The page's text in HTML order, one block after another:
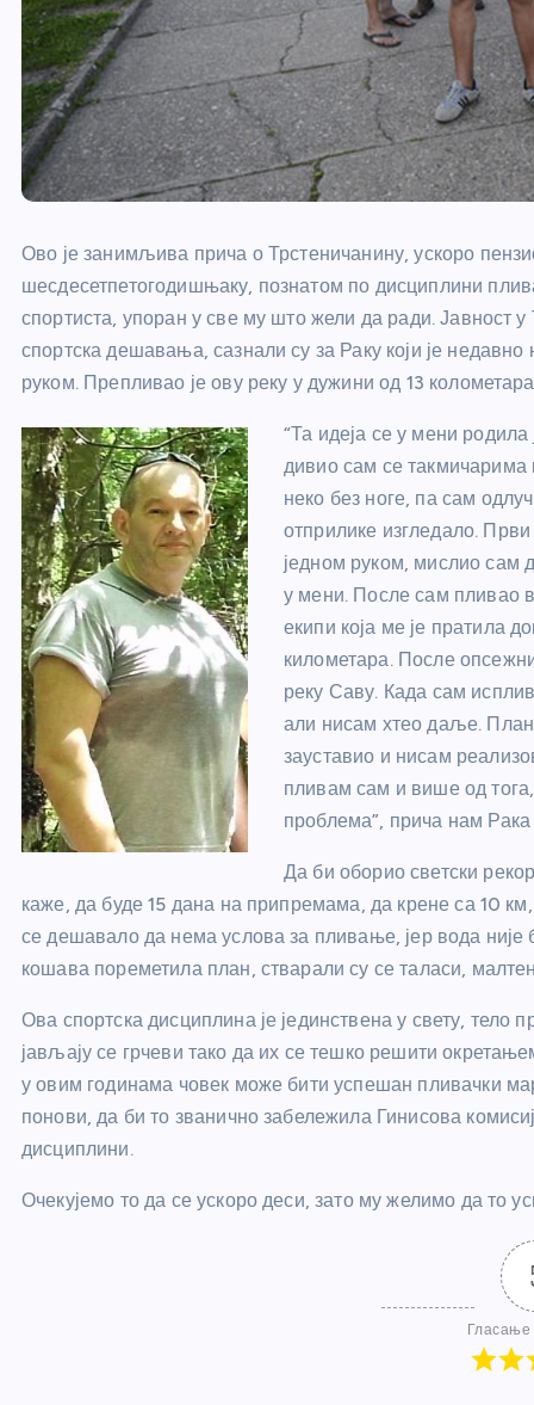
Ово је занимљива прича о Трстеничанину, ускоро
шесдесетпетогодишњаку, познатом по дисциплини
спортиста, упоран у све му што жели да ради. Јавност
спортска дешавања, сазнали су за Раку који је
руком. Препливао је ову реку у дужини од 13
“Та идеја се у мени родила
дивио сам се такмичарима
неко без ноге, па сам
отприлике изгледало.
једном руком, мислио сам
у мени. После сам пливао
екипи која ме је пратила
километара. После
реку Саву. Када сам
али нисам хтео даље.
зауставио и нисам
пливам сам и више од
проблема”, прича нам
Да би оборио светски
каже, да буде 15 дана на припремама, да крене са 10
се дешавало да нема услова за пливање, јер вода није
кошава пореметила план, стварали су се таласи,
Ова спортска дисциплина је јединствена у свету,
јављају се грчеви тако да их се тешко решити
у овим годинама човек може бити успешан пливачки
понови, да би то званично забележила Гинисова
дисциплини.
Очекујемо то да се ускоро деси, зато му желимо да то
Гласање